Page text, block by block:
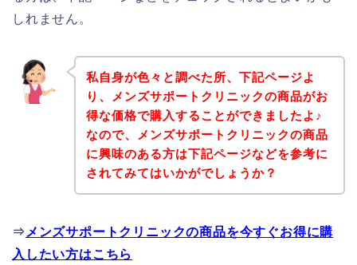
しれません。
私自身が色々と調べた所、下記ページよ
り、メンズサポートクリニックの商品がお
得な価格で購入することができましたよ♪
なので、メンズサポートクリニックの商品
に興味のある方は下記ページなどを参考に
されてみてはいかがでしょうか？
⇒ メンズサポートクリニックの商品を今すぐお得に購
入したい方はこちら